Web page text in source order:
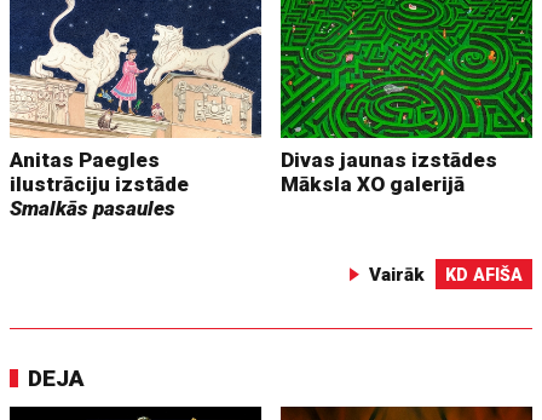
Anitas Paegles
ilustrāciju izstāde
Smalkās pasaules
Divas jaunas izstādes
Māksla XO galerijā
Vairāk KD AFIŠA
DEJA